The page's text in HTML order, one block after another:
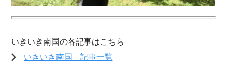
いきいき南国の各記事はこちら
いきいき南国 記事一覧